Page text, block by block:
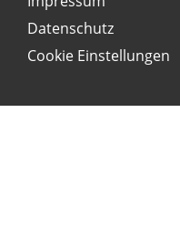
Datenschutz
Cookie Einstellungen